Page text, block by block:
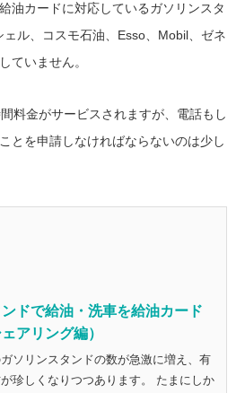
油カードに対応しているガソリンスタ
ェル、コスモ石油、Esso、Mobil、ゼネ
ていません。
料金がサービスされますが、電話もし
とを申請しなければならないのは少し
ドで給油・洗車を給油カード
アリング編）
ソリンスタンドの数が急激に増え、有
珍しくなりつつあります。 たまにしか